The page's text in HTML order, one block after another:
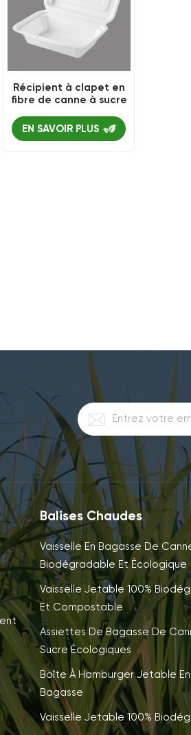
Récipient à clapet en
fibre de canne à sucre
EN SAVOIR PLUS
Balises Chaudes
Vaisselle En Bagasse De
Biodégradable Et Écologique
Vaisselle Jetable 100%
Et Compostable
Assiettes De Bagasse De
Sucre Écologiques
Boîte À Hamburger Jetable
Bagasse
Vaisselle Jetable 100%